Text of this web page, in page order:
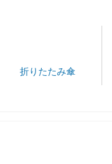
折りたたみ傘